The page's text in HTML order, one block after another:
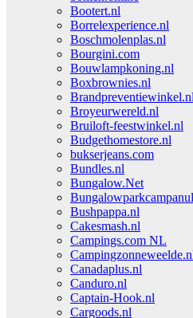
Bootert.nl
Borrelexperience.nl
Boschmolenplas.nl
Bourgini.com
Bouwlampkoning.nl
Boxbrownies.nl
Brandpreventiewinkel.nl
Broyeurwereld.nl
Bruiloft-feestwinkel.nl
Budgethomestore.nl
bukserjeans.com
Bundles.nl
Bungalow.Net
Bushpappa.nl
Cakesmash.nl
Campings.com NL
Canadaplus.nl
Canduro.nl
Captain-Hook.nl
Cargoods.nl